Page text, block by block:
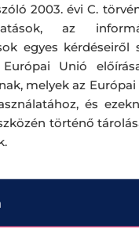
2003. évi C.
az
egyes kérdéseiről
Unió
melyek az
és
történő